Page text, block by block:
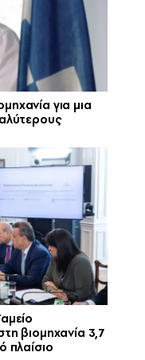
για μια
βιομηχανία 3,7
πλαίσιο